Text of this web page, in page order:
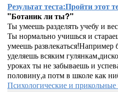
Результат теста:Пройти этот
"Ботаник ли ты?"
Ты умеешь разделять учебу и
Ты нормально учишься и
умеешь
уделяешь всяким
уроках ты не забываешь и
половину,а потм в школе как
Психологические и